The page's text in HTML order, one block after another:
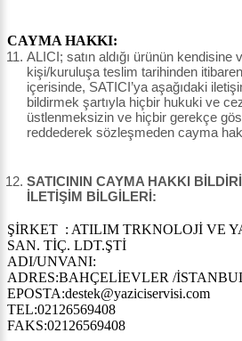
CAYMA HAKKI:
ALICI; satın aldığı ürünün
kişi/kuruluşa teslim tarihinden
içerisinde, SATICI’ya aşağıdaki
bildirmek şartıyla hiçbir hukuki ve
üstlenmeksizin ve hiçbir gerekçe
reddederek sözleşmeden cayma
SATICININ CAYMA HAKKI
İLETİŞİM BİLGİLERİ:
ŞİRKET : ATILIM TRKNOLOJİ VE
SAN. TİÇ. LDT.ŞTİ
ADI/UNVANI:
ADRES:BAHÇELİEVLER /
EPOSTA:destek@yaziciservisi.com
TEL:02126569408
FAKS:02126569408